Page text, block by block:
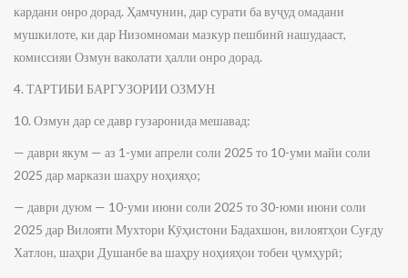
кардани онро дорад. Ҳамчунин, дар сурати ба вуҷуд омадани
мушкилоте, ки дар Низомномаи мазкур пешбинӣ нашудааст,
комиссияи Озмун ваколати ҳалли онро дорад.
4. ТАРТИБИ БАРГУЗОРИИ ОЗМУН
10. Озмун дар се давр гузаронида мешавад:
— даври якум — аз 1-уми апрели соли 2025 то 10-уми майи соли
2025 дар маркази шаҳру ноҳияҳо;
— даври дуюм — 10-уми июни соли 2025 то 30-юми июни соли
2025 дар Вилояти Мухтори Кӯҳистони Бадахшон, вилоятҳои Суғду
Хатлон, шаҳри Душанбе ва шаҳру ноҳияҳои тобеи ҷумҳурӣ;